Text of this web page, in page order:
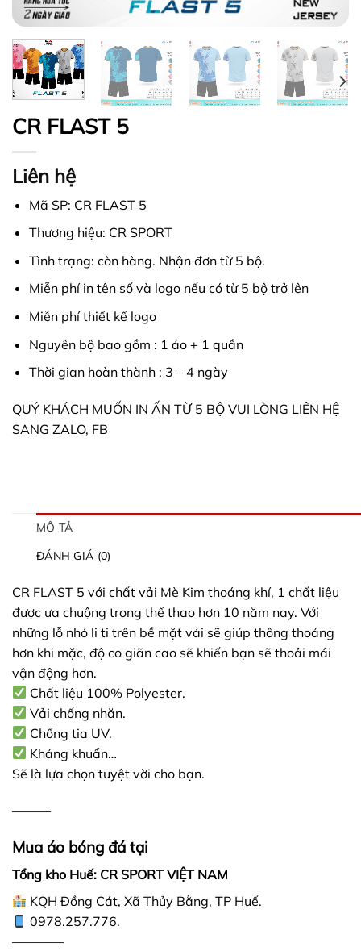
CR FLAST 5
Liên hệ
Mã SP: CR FLAST 5
Thương hiệu: CR SPORT
Tình trạng: còn hàng. Nhận đơn từ 5 bộ.
Miễn phí in tên số và logo nếu có từ 5 bộ trở lên
Miễn phí thiết kế logo
Nguyên bộ bao gồm : 1 áo + 1 quần
Thời gian hoàn thành : 3 – 4 ngày
QUÝ KHÁCH MUỐN IN ẤN TỪ 5 BỘ VUI LÒNG LIÊN HỆ
SANG ZALO, FB
MÔ TẢ
ĐÁNH GIÁ (0)
CR FLAST 5 với chất vải Mè Kim thoáng khí, 1 chất liệu
được ưa chuộng trong thể thao hơn 10 năm nay. Với
những lỗ nhỏ li ti trên bề mặt vải sẽ giúp thông thoáng
hơn khi mặc, độ co giãn cao sẽ khiến bạn sẽ thoải mái
vận động hơn.
Chất liệu 100% Polyester.
Vải chống nhăn.
Chống tia UV.
Kháng khuẩn…
Sẽ là lựa chọn tuyệt vời cho bạn.
———
Mua áo bóng đá tại
Tổng kho Huế: CR SPORT VIỆT NAM
KQH Đồng Cát, Xã Thủy Bằng, TP Huế.
0978.257.776.
————